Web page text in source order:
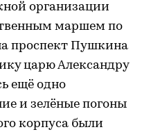
организации
маршем по
проспект Пушкина
царю Александру
ещё одно
и зелёные погоны
корпуса были